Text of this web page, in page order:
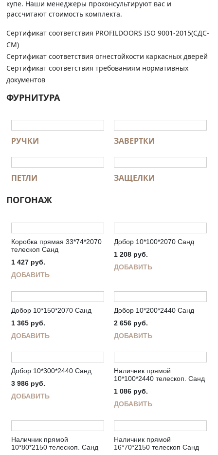
купе. Наши менеджеры проконсультируют вас и
рассчитают стоимость комплекта.
Сертификат соответствия PROFILDOORS ISO 9001-2015(СДС-
СМ)
Сертификат соответствия огнестойкости каркасных дверей
Сертификат соответствия требованиям нормативных
документов
ФУРНИТУРА
РУЧКИ ЗАВЕРТКИ
ПЕТЛИ ЗАЩЕЛКИ
ПОГОНАЖ
Коробка прямая 33*74*2070
телескоп Санд
1 427 руб.
ДОБАВИТЬ
Добор 10*100*2070 Санд
1 208 руб.
ДОБАВИТЬ
Добор 10*150*2070 Санд
1 365 руб.
ДОБАВИТЬ
Добор 10*200*2440 Санд
2 656 руб.
ДОБАВИТЬ
Добор 10*300*2440 Санд
3 986 руб.
ДОБАВИТЬ
Наличник прямой
10*100*2440 телескоп. Санд
1 086 руб.
ДОБАВИТЬ
Наличник прямой
10*80*2150 телескоп. Санд
Наличник прямой
16*70*2150 телескоп Санд